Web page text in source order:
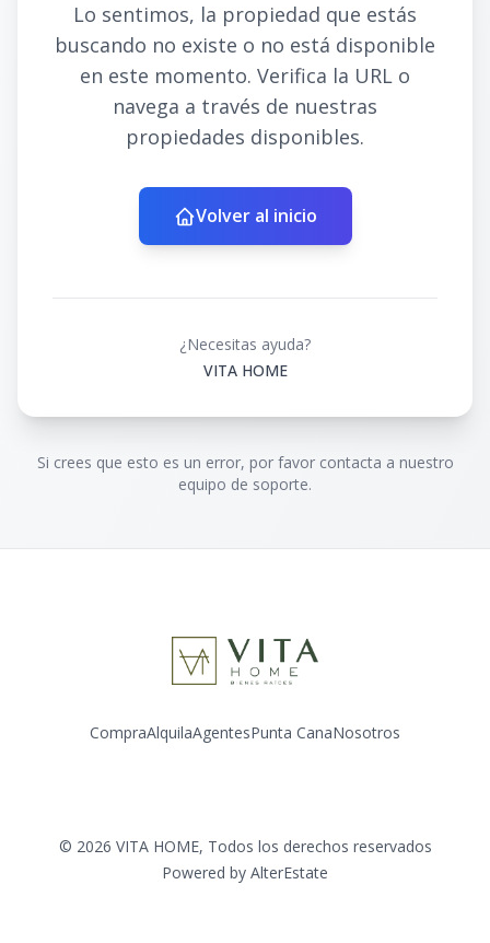
Lo sentimos, la propiedad que estás
buscando no existe o no está disponible
en este momento. Verifica la URL o
navega a través de nuestras
propiedades disponibles.
Volver al inicio
¿Necesitas ayuda?
VITA HOME
Si crees que esto es un error, por favor contacta a nuestro
equipo de soporte.
CompraAlquilaAgentesPunta CanaNosotros
© 2026 VITA HOME, Todos los derechos reservados
Powered by AlterEstate